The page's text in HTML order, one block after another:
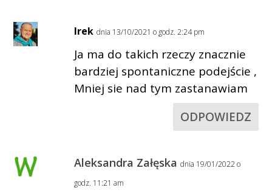
Irek dnia 13/10/2021 o godz. 2:24 pm
Ja ma do takich rzeczy znacznie
bardziej spontaniczne podejście ,
Mniej sie nad tym zastanawiam
ODPOWIEDZ
Aleksandra Załęska dnia 19/01/2022 o
godz. 11:21 am